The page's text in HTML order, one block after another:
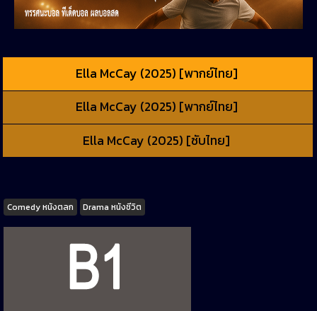
Ella McCay (2025) [พากย์ไทย]
Ella McCay (2025) [พากย์ไทย]
Ella McCay (2025) [ซับไทย]
Tags
Comedy หนังตลก Drama หนังชีวิต